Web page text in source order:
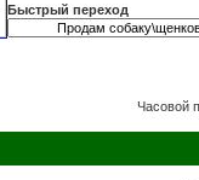
Быстрый переход
Часовой